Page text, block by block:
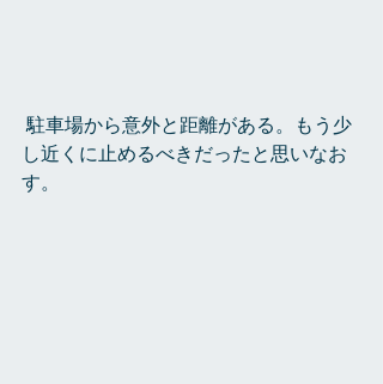
駐車場から意外と距離がある。もう少
し近くに止めるべきだったと思いなお
す。